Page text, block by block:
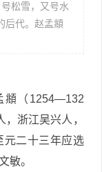
松雪，又号水
后代。赵孟頫
（1254—132
浙江吴兴人，
元二十三年应选
敏。